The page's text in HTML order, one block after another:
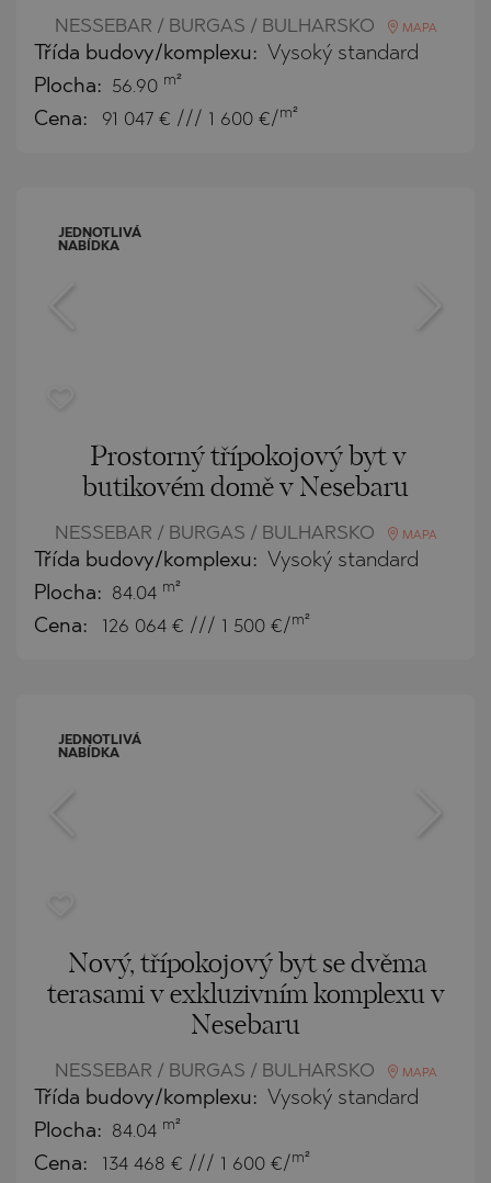
NESSEBAR / BURGAS / BULHARSKO MAPA
Třída budovy/komplexu: Vysoký standard
Plocha: 56.90 m²
Cena: 91 047 € /// 1 600 €/ m²
JEDNOTLIVÁ
NABÍDKA
Prostorný třípokojový byt v
butikovém domě v Nesebaru
NESSEBAR / BURGAS / BULHARSKO MAPA
Třída budovy/komplexu: Vysoký standard
Plocha: 84.04 m²
Cena: 126 064 € /// 1 500 €/ m²
JEDNOTLIVÁ
NABÍDKA
Nový, třípokojový byt se dvěma
terasami v exkluzivním komplexu v
Nesebaru
NESSEBAR / BURGAS / BULHARSKO MAPA
Třída budovy/komplexu: Vysoký standard
Plocha: 84.04 m²
Cena: 134 468 € /// 1 600 €/ m²